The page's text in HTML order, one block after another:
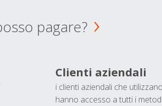
pagare?
Clienti aziendali
i clienti aziendali che
hanno accesso a tutti i